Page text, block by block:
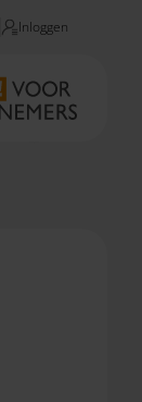
Inloggen